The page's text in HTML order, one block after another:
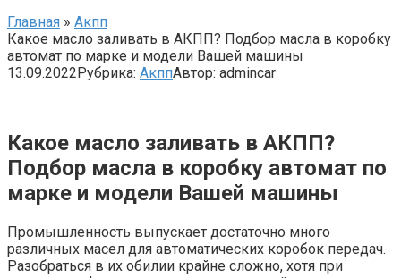
Главная » Акпп
Какое масло заливать в АКПП? Подбор масла в коробку
автомат по марке и модели Вашей машины
13.09.2022Рубрика: АкппАвтор: admincar
Какое масло заливать в АКПП?
Подбор масла в коробку автомат по
марке и модели Вашей машины
Промышленность выпускает достаточно много
различных масел для автоматических коробок передач.
Разобраться в их обилии крайне сложно, хотя при